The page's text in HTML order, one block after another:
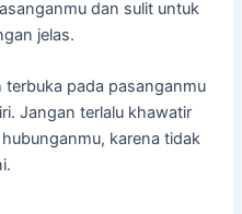
dan sulit untuk
jelas.
terbuka pada pasanganmu
Jangan terlalu khawatir
karena tidak